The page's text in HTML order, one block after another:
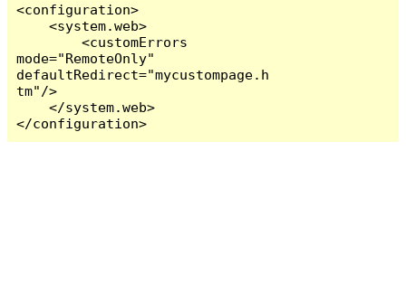
<configuration>
    <system.web>
        <customErrors
mode="RemoteOnly"
defaultRedirect="mycustompage.h
tm"/>
    </system.web>
</configuration>